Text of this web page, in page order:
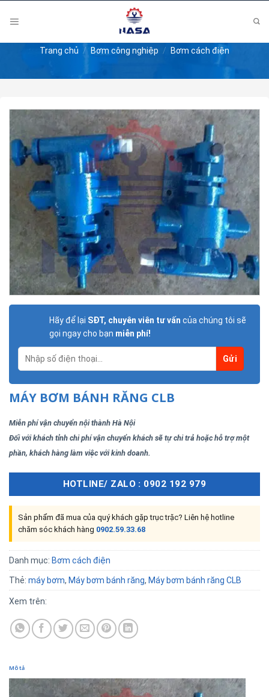
Trang chủ / Bơm công nghiệp / Bơm cách điện
Hãy để lại SĐT, chuyên viên tư vấn của chúng tôi sẽ
gọi ngay cho bạn miễn phí!
MÁY BƠM BÁNH RĂNG CLB
Miễn phí vận chuyển nội thành Hà Nội
Đối với khách tỉnh chi phí vận chuyển khách sẽ tự chi trả hoặc hỗ trợ một
phần, khách hàng làm việc với kinh doanh.
HOTLINE/ ZALO : 0902 192 979
Sản phẩm đã mua của quý khách gặp trục trặc? Liên hệ hotline
chăm sóc khách hàng 0902.59.33.68
Danh mục: Bơm cách điện
Thẻ: máy bơm, Máy bơm bánh răng, Máy bơm bánh răng CLB
Xem trên:
Mô tả